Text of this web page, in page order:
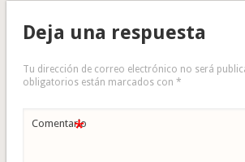
Deja una respuesta
Tu dirección de correo electrónico no será
obligatorios están marcados con *
Comentario
*